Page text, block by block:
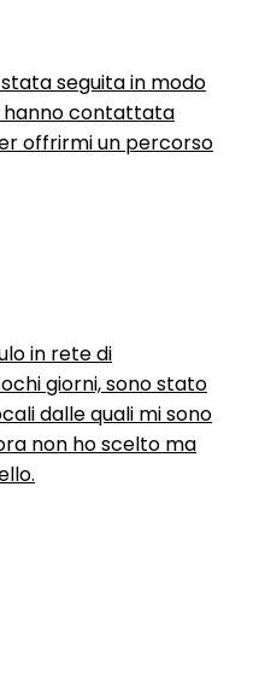
seguita in modo
hanno contattata
offrirmi un percorso
in rete di
giorni, sono stato
dalle quali mi sono
non ho scelto ma